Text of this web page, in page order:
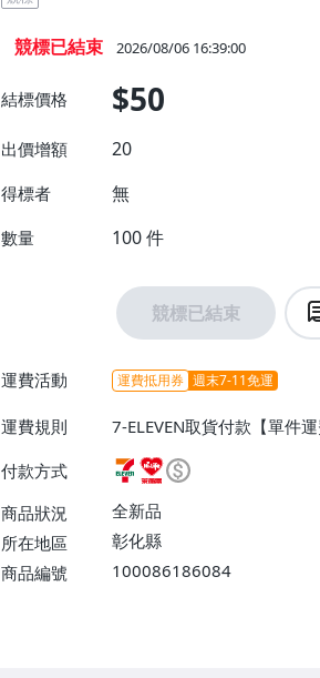
競標已結束 2026/08/06 16:39:00
結標價格 $50
出價增額 20
得標者 無
數量 100件
競標已結束
運費活動 運費抵用券 週末7-11免運
運費規則
7-ELEVEN取貨付款【單件
貨付款【單件運費$60、消
$120、消費滿$1999免運
99免運費】、面交/自取/不
5】、大型/超重物品運送【
付款方式
商品狀況
全新品
所在地區
彰化縣
商品編號
100086186084